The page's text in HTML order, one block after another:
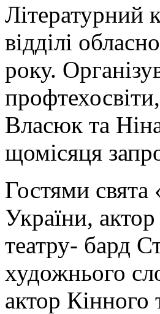
Літературний
відділі
року.
Власюк та
щомісяця
Гостями
України,
театру- бард
художнього
актор Кінного